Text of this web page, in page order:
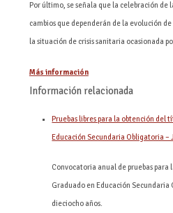
Por último, se señala que la celebración de
cambios que dependerán de la evolución
la situación de crisis sanitaria ocasionada
Más información
Información relacionada
Pruebas libres para la obtención del
Educación Secundaria Obligatoria –
Convocatoria anual de pruebas
Graduado en Educación
dieciocho años.